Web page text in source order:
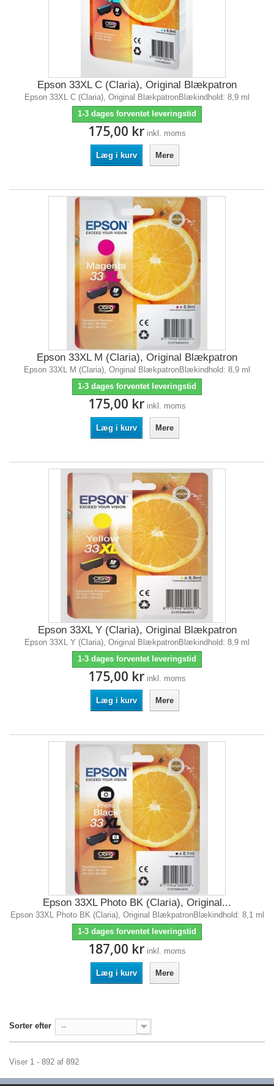
Epson 33XL C (Claria), Original Blækpatron
Epson 33XL C (Claria), Original BlækpatronBlækindhold: 8,9 ml
1-3 dages forventet leveringstid
175,00 kr inkl. moms
Læg i kurv Mere
Epson 33XL M (Claria), Original Blækpatron
Epson 33XL M (Claria), Original BlækpatronBlækindhold: 8,9 ml
1-3 dages forventet leveringstid
175,00 kr inkl. moms
Læg i kurv Mere
Epson 33XL Y (Claria), Original Blækpatron
Epson 33XL Y (Claria), Original BlækpatronBlækindhold: 8,9 ml
1-3 dages forventet leveringstid
175,00 kr inkl. moms
Læg i kurv Mere
Epson 33XL Photo BK (Claria), Original...
Epson 33XL Photo BK (Claria), Original BlækpatronBlækindhold: 8,1 ml
1-3 dages forventet leveringstid
187,00 kr inkl. moms
Læg i kurv Mere
Sorter efter --
Viser 1 - 892 af 892